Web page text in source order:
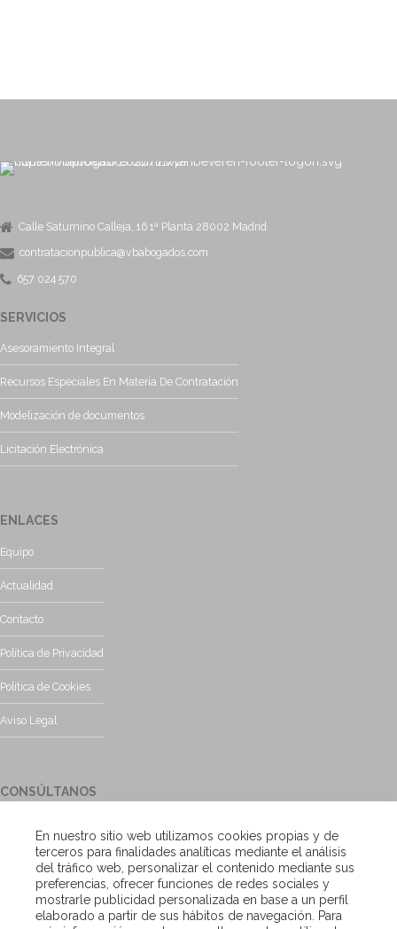
Calle Saturnino Calleja, 16 1ª Planta 28002 Madrid
contratacionpublica@vbabogados.com
657 024 570
SERVICIOS
Asesoramiento Integral
Recursos Especiales En Materia De Contratación
Modelización de documentos
Licitación Electrónica
ENLACES
Equipo
Actualidad
Contacto
Política de Privacidad
Política de Cookies
Aviso Legal
CONSÚLTANOS
encantados
Escríbenos
En nuestro sitio web utilizamos cookies propias y de
terceros para finalidades analíticas mediante el análisis
del tráfico web, personalizar el contenido mediante sus
preferencias, ofrecer funciones de redes sociales y
mostrarle publicidad personalizada en base a un perfil
elaborado a partir de sus hábitos de navegación. Para